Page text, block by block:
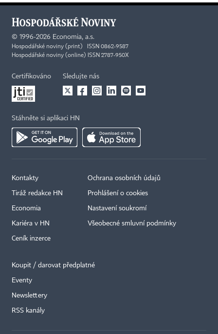
© 1996-2026 Economia, a.s.
Hospodářské noviny (print) ISSN 0862-9587
Hospodářské noviny (online) ISSN 2787-950X
Certifikováno Sledujte nás
Stáhněte si aplikaci HN
Kontakty
Tiráž redakce HN
Economia
Kariéra v HN
Ceník inzerce
Ochrana osobních údajů
Prohlášení o cookies
Nastavení soukromí
Všeobecné smluvní podmínky
Koupit / darovat předplatné
Eventy
Newslettery
RSS kanály